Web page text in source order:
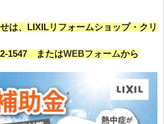
は、LIXILリフォームショップ・クリ
1547 またはWEBフォームから